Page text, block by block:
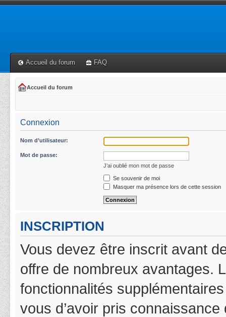
Accueil du forum FAQ
Accueil du forum
Connexion
Nom d’utilisateur:
Mot de passe:
J’ai oublié mon mot de passe
Se souvenir de moi
Masquer ma présence lors de cette session
INSCRIPTION
Vous devez être inscrit avant
offre de nombreux avantages.
fonctionnalités
vous d’avoir pris